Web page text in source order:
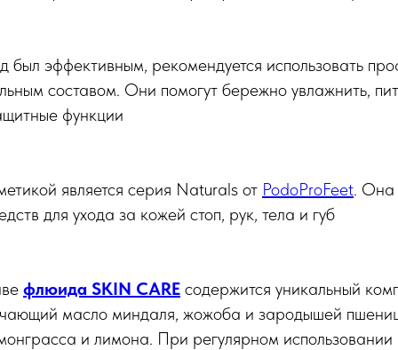
был эффективным, рекомендуется использовать
составом. Они помогут бережно увлажнить,
функции
является серия Naturals от PodoProFeet. Она
для ухода за кожей стоп, рук, тела и губ
флюида SKIN CARE содержится уникальный
масло миндаля, жожоба и зародышей
и лимона. При регулярном